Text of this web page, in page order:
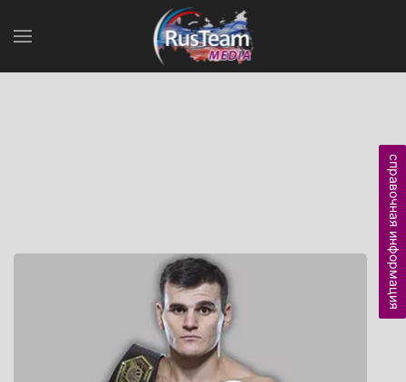
справочная информация